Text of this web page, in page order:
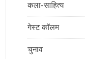
कला-साहित्य
गेस्ट कॉलम
चुनाव